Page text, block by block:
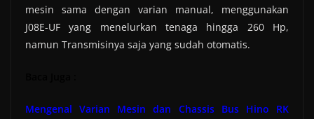
mesin sama dengan varian manual, menggunakan
J08E-UF yang menelurkan tenaga hingga 260 Hp,
namun Transmisinya saja yang sudah otomatis.
Mengenal Varian Mesin dan Chassis Bus Hino RK